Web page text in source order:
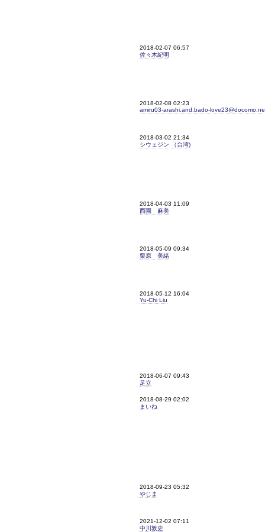
2018-02-07 06:57
佐々木紀明
2018-02-08 02:23
amiru03-arashi.and.bado-
2018-03-02 21:34
シウェジン （台湾)
2018-04-03 11:09
西園 麻美
2018-05-09 09:34
栗原 美緒
2018-05-12 16:04
Yu-Chi Liu
2018-06-07 09:43
足立
2018-08-29 02:02
まいね
2018-09-23 05:32
やじま
2021-12-02 07:11
中川敦史